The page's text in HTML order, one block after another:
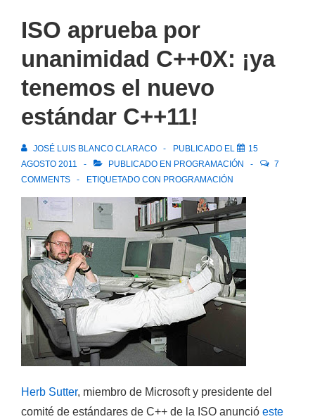
ISO aprueba por
unanimidad C++0X: ¡ya
tenemos el nuevo
estándar C++11!
JOSÉ LUIS BLANCO CLARACO PUBLICADO EL
15
AGOSTO 2011
PUBLICADO EN PROGRAMACIÓN
7
COMMENTS
ETIQUETADO CON PROGRAMACIÓN
Herb Sutter, miembro de Microsoft y presidente del
comité de estándares de C++ de la ISO anunció este